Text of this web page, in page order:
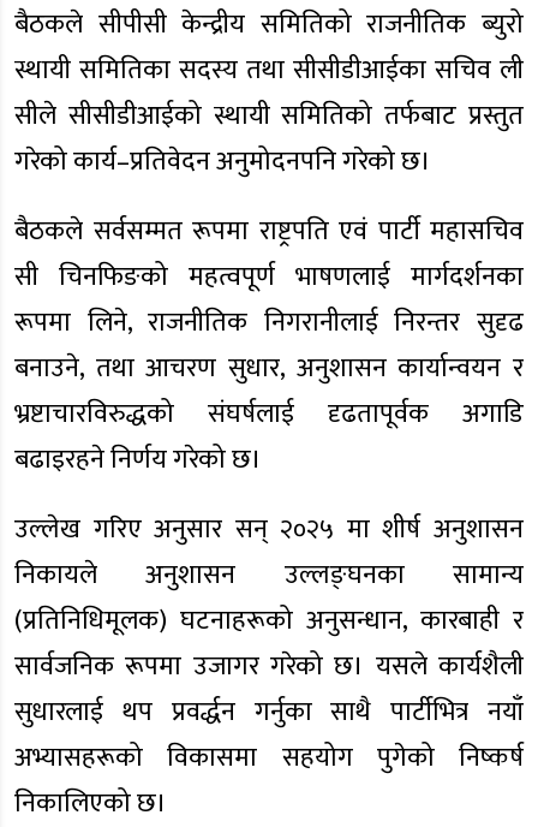
बैठकले सीपीसी केन्द्रीय समितिको राजनीतिक ब्युरो
स्थायी समितिका सदस्य तथा सीसीडीआईका सचिव ली
सीले सीसीडीआईको स्थायी समितिको तर्फबाट प्रस्तुत
गरेको कार्य–प्रतिवेदन अनुमोदनपनि गरेको छ।
बैठकले सर्वसम्मत रूपमा राष्ट्रपति एवं पार्टी महासचिव
सी चिनफिङको महत्वपूर्ण भाषणलाई मार्गदर्शनका
रूपमा लिने, राजनीतिक निगरानीलाई निरन्तर सुदृढ
बनाउने, तथा आचरण सुधार, अनुशासन कार्यान्वयन र
भ्रष्टाचारविरुद्धको संघर्षलाई दृढतापूर्वक अगाडि
बढाइरहने निर्णय गरेको छ।
उल्लेख गरिए अनुसार सन् २०२५ मा शीर्ष अनुशासन
निकायले अनुशासन उल्लङ्घनका सामान्य
(प्रतिनिधिमूलक) घटनाहरूको अनुसन्धान, कारबाही र
सार्वजनिक रूपमा उजागर गरेको छ। यसले कार्यशैली
सुधारलाई थप प्रवर्द्धन गर्नुका साथै पार्टीभित्र नयाँ
अभ्यासहरूको विकासमा सहयोग पुगेको निष्कर्ष
निकालिएको छ।